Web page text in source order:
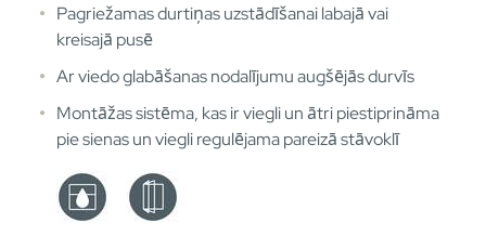
Pagriežamas durtiņas uzstādīšanai labajā vai
kreisajā pusē
Ar viedo glabāšanas nodalījumu augšējās durvīs
Montāžas sistēma, kas ir viegli un ātri piestiprināma
pie sienas un viegli regulējama pareizā stāvoklī